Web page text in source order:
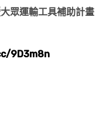
眾運輸工具補助計畫
9D3m8n